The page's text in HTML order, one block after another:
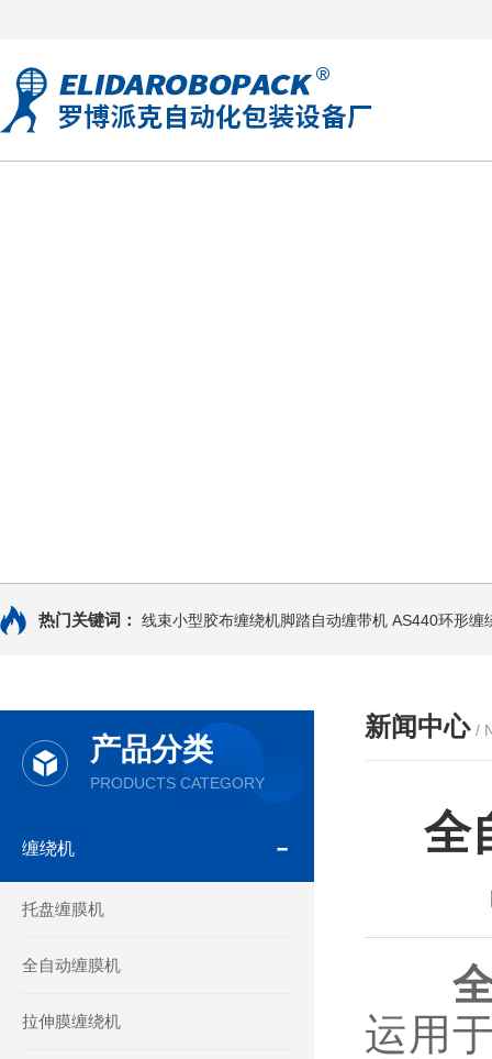
热门关键词： 线束小型胶布缠绕机脚踏自动缠带机 AS440环形缠
产品分类
PRODUCTS CATEGORY
缠绕机
托盘缠膜机
全自动缠膜机
拉伸膜缠绕机
新闻中心 /
全
运用